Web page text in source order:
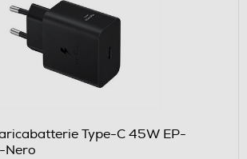
Type-C 45W EP-
Nero